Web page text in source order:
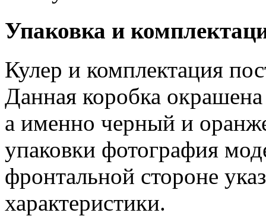
Упаковка и
Кулер и комплектация
Данная коробка
а именно черный и
упаковки фотография
фронтальной стороне
характеристики.